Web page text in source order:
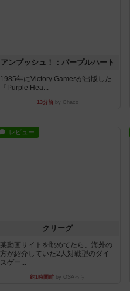
アンブッシュ！：パープルハート
1985年にVictory Gamesが出版した
『Purple Hea...
13分前by Chaco
レビュー
クリーグ
某動画サイトを眺めてたら、海外の
方が紹介していた2人対戦型のダイ
スゲー...
約1時間前 by OSAっち